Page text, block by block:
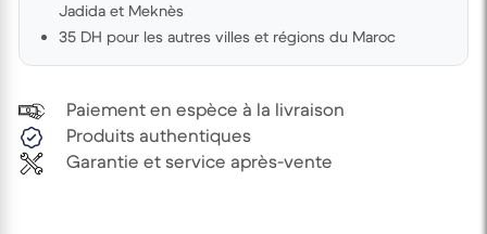
Jadida et Meknès
35 DH pour les autres villes et régions du Maroc
Paiement en espèce à la livraison
Produits authentiques
Garantie et service après-vente